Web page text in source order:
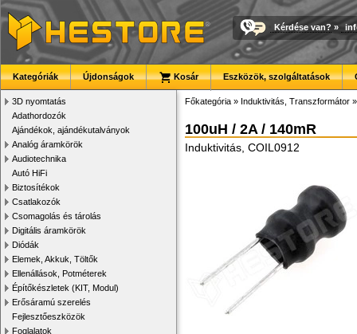
Kérdése van? »
Kategóriák Újdonságok Kosár Eszközök, szolgáltatások
3D nyomtatás
Adathordozók
Ajándékok, ajándékutalványok
Analóg áramkörök
Audiotechnika
Autó HiFi
Biztosítékok
Csatlakozók
Csomagolás és tárolás
Digitális áramkörök
Diódák
Elemek, Akkuk, Töltők
Ellenállások, Potméterek
Építőkészletek (KIT, Modul)
Erősáramú szerelés
Fejlesztőeszközök
Foglalatok
Főkategória » Induktivitás, Transzformátor
100uH / 2A / 140mR
Induktivitás, COIL0912